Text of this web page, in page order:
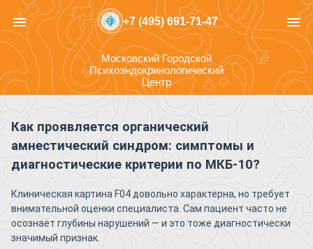
menu +7 (495) 691-71-47 menu
Московский Городской
Психоэндокринологический
Центр
Как проявляется органический
амнестический синдром: симптомы и
диагностические критерии по МКБ-10?
Клиническая картина F04 довольно характерна, но требует
внимательной оценки специалиста. Сам пациент часто не
осознаёт глубины нарушений — и это тоже диагностически
значимый признак.